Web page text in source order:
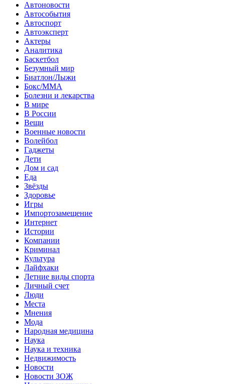
Автоновости
Автособытия
Автоспорт
Автоэксперт
Актеры
Аналитика
Баскетбол
Безумный мир
Биатлон/Лыжи
Бокс/MMA
Болезни и лекарства
В мире
В России
Вещи
Военные новости
Волейбол
Гаджеты
Дети
Дом и сад
Еда
Звёзды
Здоровье
Игры
Импортозамещение
Интернет
Истории
Компании
Криминал
Культура
Лайфхаки
Летние виды спорта
Личный счет
Люди
Места
Мнения
Мода
Народная медицина
Наука
Наука и техника
Недвижимость
Новости
Новости ЗОЖ